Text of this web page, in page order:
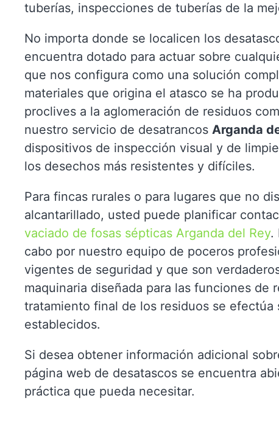
tuberías, inspecciones de tuberías de la
No importa donde se localicen los
encuentra dotado para actuar sobre
que nos configura como una solución
materiales que origina el atasco se ha
proclives a la aglomeración de residuos
nuestro servicio de desatrancos Arganda
dispositivos de inspección visual y de
los desechos más resistentes y difíciles.
Para fincas rurales o para lugares que no
alcantarillado, usted puede planificar
vaciado de fosas sépticas Arganda del Rey.
cabo por nuestro equipo de poceros
vigentes de seguridad y que son
maquinaria diseñada para las funciones de
tratamiento final de los residuos se efectúa
establecidos.
Si desea obtener información adicional
página web de desatascos se encuentra
práctica que pueda necesitar.